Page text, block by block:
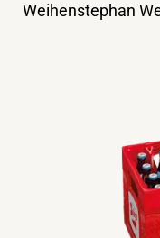
Weihenstephan